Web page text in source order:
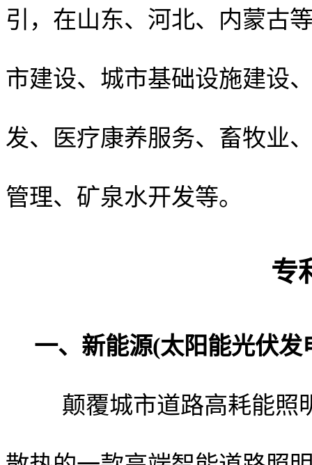
引，在山东、河北、内蒙古
市建设、城市基础设施建设
发、医疗康养服务、畜牧业
管理、矿泉水开发等。
专
一、新能源(太阳能光伏
颠覆城市道路高耗能照明